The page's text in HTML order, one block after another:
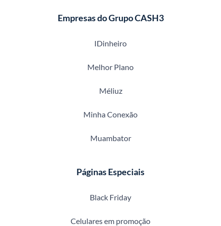
Empresas do Grupo CASH3
IDinheiro
Melhor Plano
Méliuz
Minha Conexão
Muambator
Páginas Especiais
Black Friday
Celulares em promoção